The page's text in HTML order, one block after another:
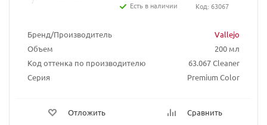
Бренд/Производитель
Vallejo
Объем
200 мл
Код оттенка по производителю
63.067 Cleaner
Серия
Premium Color
Отложить Сравнить
Есть в наличии
Код: 63067